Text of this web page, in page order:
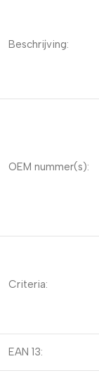
Beschrijving:
OEM nummer(s):
Criteria:
EAN 13: